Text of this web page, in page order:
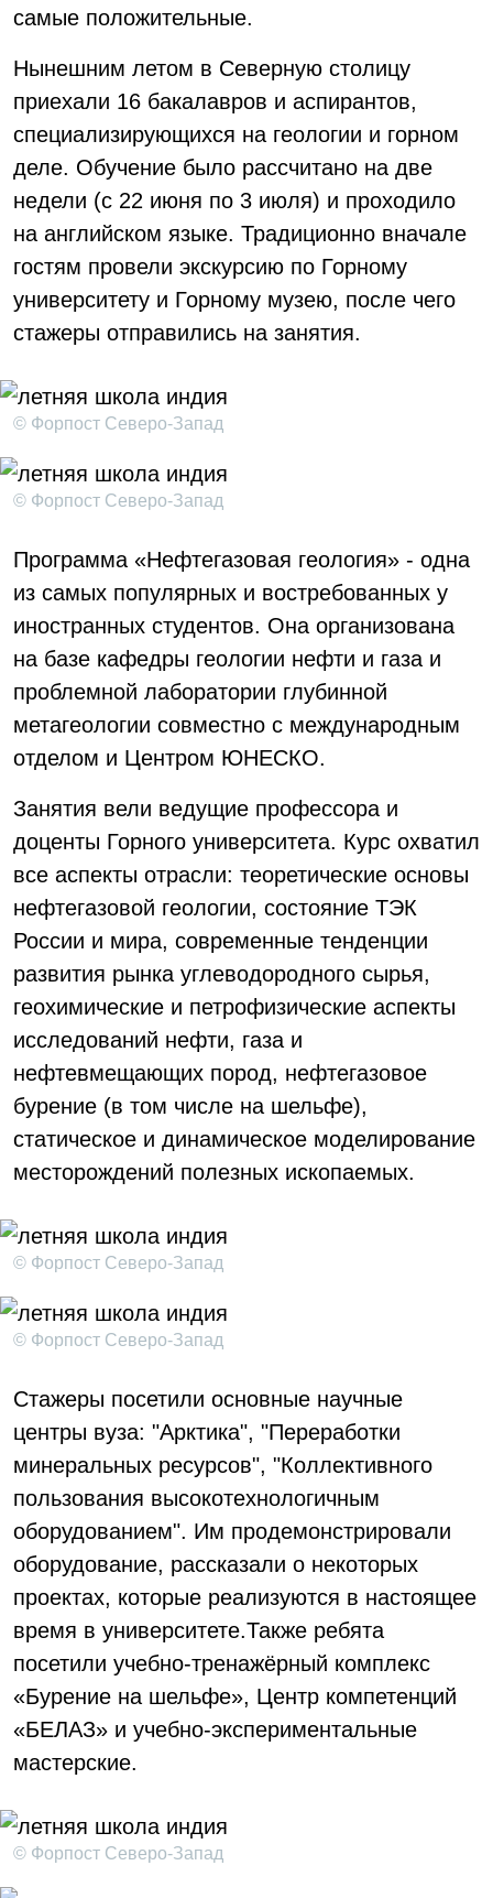
самые положительные.
Нынешним летом в Северную столицу
приехали 16 бакалавров и аспирантов,
специализирующихся на геологии и горном
деле. Обучение было рассчитано на две
недели (с 22 июня по 3 июля) и проходило
на английском языке. Традиционно вначале
гостям провели экскурсию по Горному
университету и Горному музею, после чего
стажеры отправились на занятия.
© Форпост Северо-Запад
© Форпост Северо-Запад
Программа «Нефтегазовая геология» - одна
из самых популярных и востребованных у
иностранных студентов. Она организована
на базе кафедры геологии нефти и газа и
проблемной лаборатории глубинной
метагеологии совместно с международным
отделом и Центром ЮНЕСКО.
Занятия вели ведущие профессора и
доценты Горного университета. Курс охватил
все аспекты отрасли: теоретические основы
нефтегазовой геологии, состояние ТЭК
России и мира, современные тенденции
развития рынка углеводородного сырья,
геохимические и петрофизические аспекты
исследований нефти, газа и
нефтевмещающих пород, нефтегазовое
бурение (в том числе на шельфе),
статическое и динамическое моделирование
месторождений полезных ископаемых.
© Форпост Северо-Запад
© Форпост Северо-Запад
Стажеры посетили основные научные
центры вуза: "Арктика", "Переработки
минеральных ресурсов", "Коллективного
пользования высокотехнологичным
оборудованием". Им продемонстрировали
оборудование, рассказали о некоторых
проектах, которые реализуются в настоящее
время в университете.Также ребята
посетили учебно-тренажёрный комплекс
«Бурение на шельфе», Центр компетенций
«БЕЛАЗ» и учебно-экспериментальные
мастерские.
© Форпост Северо-Запад